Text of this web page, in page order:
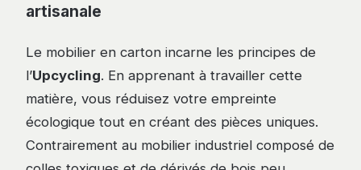
artisanale
Le mobilier en carton incarne les principes de
l’Upcycling. En apprenant à travailler cette
matière, vous réduisez votre empreinte
écologique tout en créant des pièces uniques.
Contrairement au mobilier industriel composé de